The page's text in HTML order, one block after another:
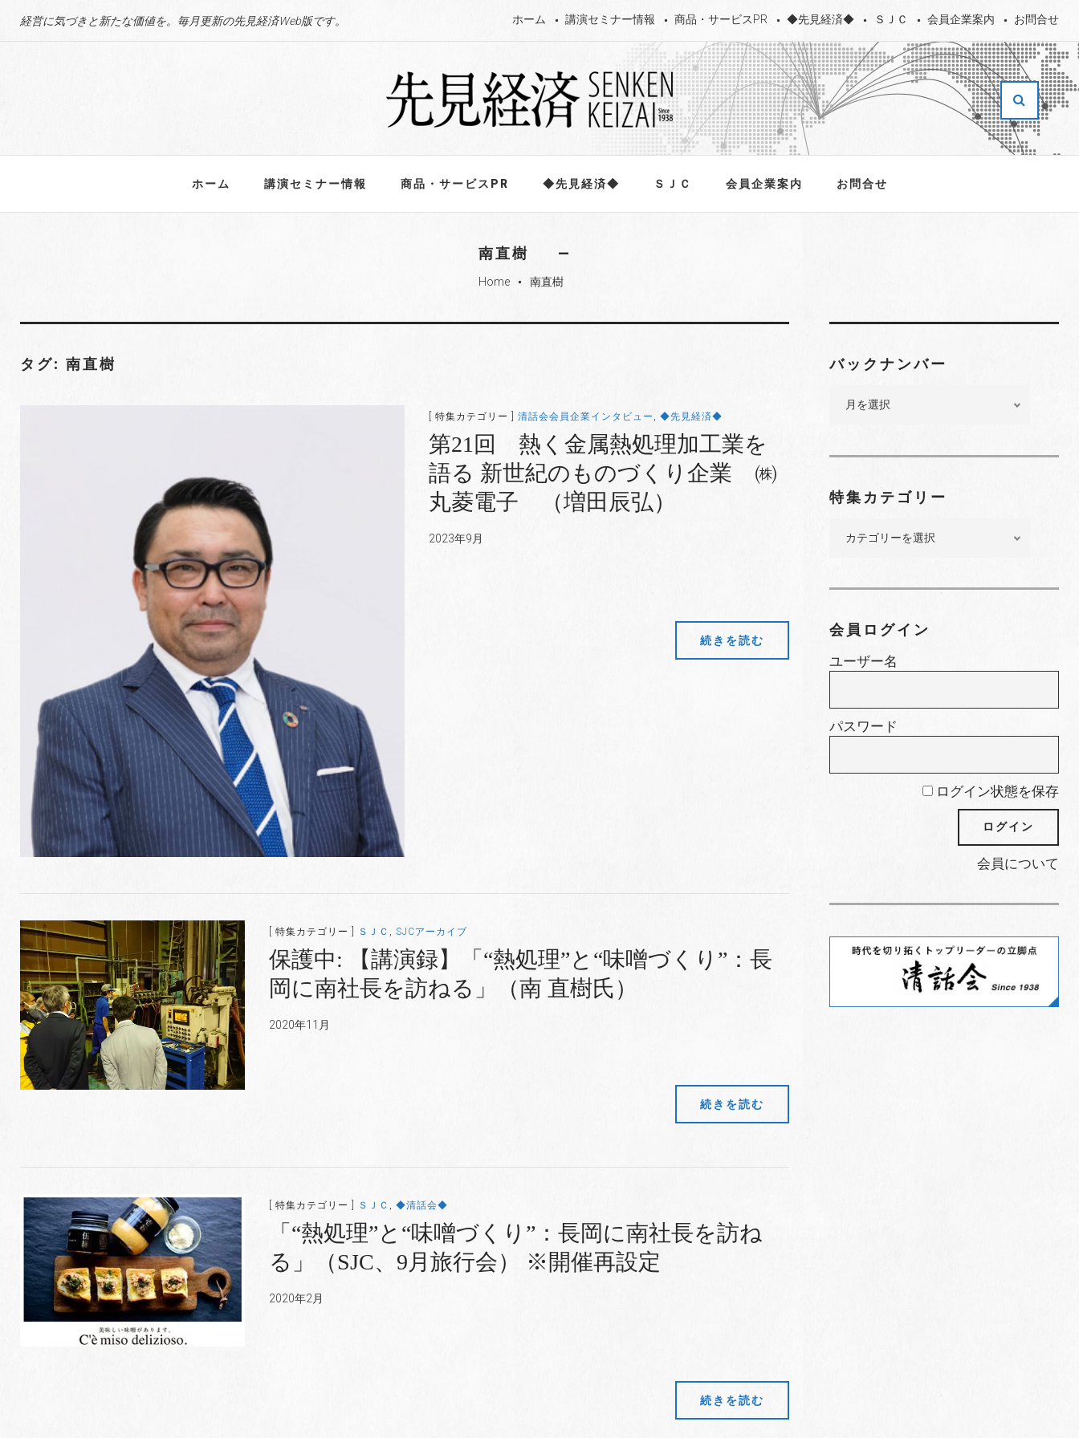
o
経営に気づきと新たな価値を。毎月更新の先見経済Web版です。 ホーム 講演セミナー情報 商品・サービスPR ◆先見経済◆ ＳＪＣ 会員企業案内 お問合せ
ホーム 講演セミナー情報 商品・サービスPR ◆先見経済◆ ＳＪＣ 会員企業案内 お問合せ
南直樹
Home fiber_manual_record 南直樹
タグ: 南直樹
[ 特集カテゴリー ] 清話会会員企業インタビュー , ◆先見経済◆
第21回 熱く金属熱処理加工業を
語る 新世紀のものづくり企業 ㈱
丸菱電子 （増田辰弘）
2023年9月
続きを読む
[ 特集カテゴリー ] ＳＪＣ , SJCアーカイブ
保護中: 【講演録】「“熱処理”と“味噌づくり”：長
岡に南社長を訪ねる」（南 直樹氏）
2020年11月
続きを読む
[ 特集カテゴリー ] ＳＪＣ , ◆清話会◆
「“熱処理”と“味噌づくり”：長岡に南社長を訪ね
る」（SJC、9月旅行会） ※開催再設定
2020年2月
続きを読む
バックナンバー
ナ
バ
特集カテゴリー
テ
リ
会員ログイン
ユーザー名
パスワード
ログイン状態を保存
会員について